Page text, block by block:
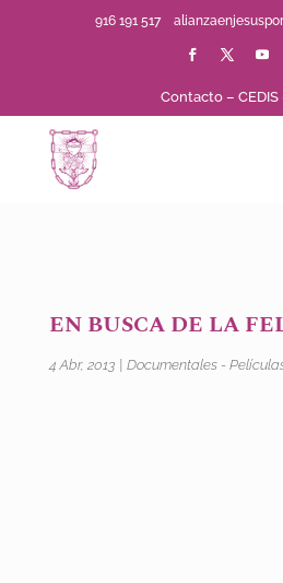
916 191 517
Contacto –CEDIS
EN BUSCA DE LA
4 Abr, 2013 Documentales -